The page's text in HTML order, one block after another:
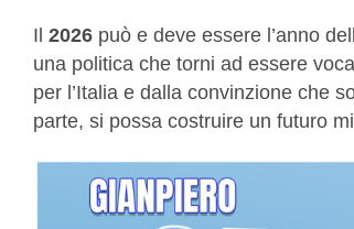
Il 2026 può e deve essere l’anno
una politica che torni ad essere
per l’Italia e dalla convinzione che
parte, si possa costruire un futuro